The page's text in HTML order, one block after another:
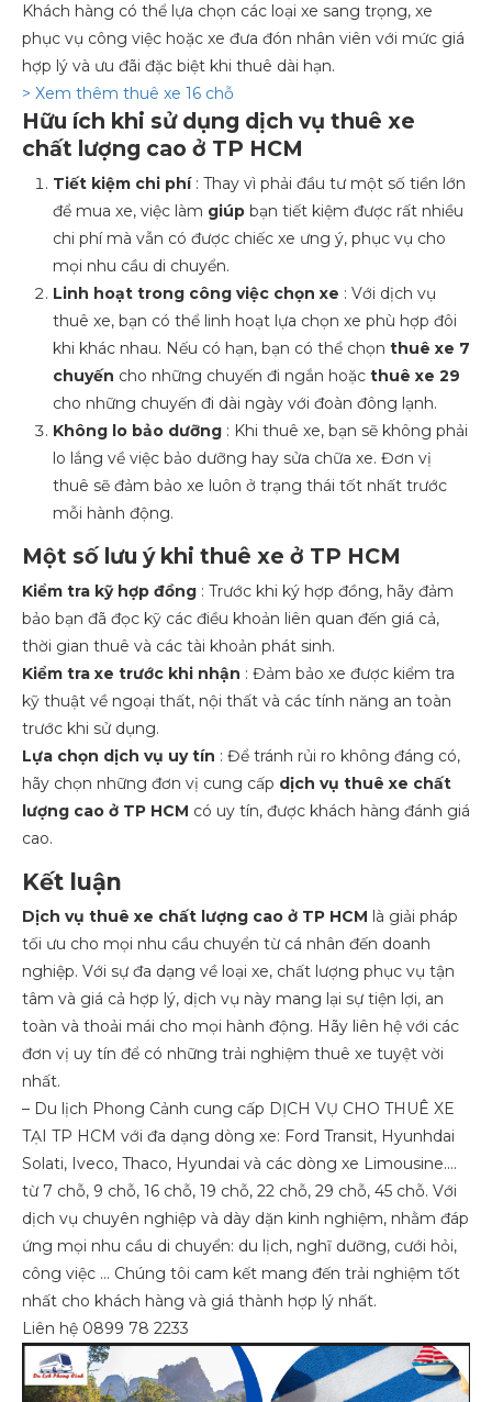
Khách hàng có thể lựa chọn các loại xe sang trọng, xe
phục vụ công việc hoặc xe đưa đón nhân viên với mức giá
hợp lý và ưu đãi đặc biệt khi thuê dài hạn.
> Xem thêm thuê xe 16 chỗ
Hữu ích khi sử dụng dịch vụ thuê xe
chất lượng cao ở TP HCM
Tiết kiệm chi phí: Thay vì phải đầu tư một số tiền lớn
để mua xe, việc làm giúp bạn tiết kiệm được rất nhiều
chi phí mà vẫn có được chiếc xe ưng ý, phục vụ cho
mọi nhu cầu di chuyển.
Linh hoạt trong công việc chọn xe : Với dịch vụ
thuê xe, bạn có thể linh hoạt lựa chọn xe phù hợp đôi
khi khác nhau. Nếu có hạn, bạn có thể chọn thuê xe 7
chuyến cho những chuyến đi ngắn hoặc thuê xe 29
cho những chuyến đi dài ngày với đoàn đông lạnh.
Không lo bảo dưỡng : Khi thuê xe, bạn sẽ không phải
lo lắng về việc bảo dưỡng hay sửa chữa xe. Đơn vị
thuê sẽ đảm bảo xe luôn ở trạng thái tốt nhất trước
mỗi hành động.
Một số lưu ý khi thuê xe ở TP HCM
Kiểm tra kỹ hợp đồng : Trước khi ký hợp đồng, hãy đảm
bảo bạn đã đọc kỹ các điều khoản liên quan đến giá cả,
thời gian thuê và các tài khoản phát sinh.
Kiểm tra xe trước khi nhận : Đảm bảo xe được kiểm tra
kỹ thuật về ngoại thất, nội thất và các tính năng an toàn
trước khi sử dụng.
Lựa chọn dịch vụ uy tín : Để tránh rủi ro không đáng có,
hãy chọn những đơn vị cung cấp dịch vụ thuê xe chất
lượng cao ở TP HCM có uy tín, được khách hàng đánh giá
cao.
Kết luận
Dịch vụ thuê xe chất lượng cao ở TP HCM là giải pháp
tối ưu cho mọi nhu cầu chuyển từ cá nhân đến doanh
nghiệp. Với sự đa dạng về loại xe, chất lượng phục vụ tận
tâm và giá cả hợp lý, dịch vụ này mang lại sự tiện lợi, an
toàn và thoải mái cho mọi hành động. Hãy liên hệ với các
đơn vị uy tín để có những trải nghiệm thuê xe tuyệt vời
nhất.
– Du lịch Phong Cảnh cung cấp DỊCH VỤ CHO THUÊ XE
TẠI TP HCM với đa dạng dòng xe: Ford Transit, Hyunhdai
Solati, Iveco, Thaco, Hyundai và các dòng xe Limousine….
từ 7 chỗ, 9 chỗ, 16 chỗ, 19 chỗ, 22 chỗ, 29 chỗ, 45 chỗ. Với
dịch vụ chuyên nghiệp và dày dặn kinh nghiệm, nhằm đáp
ứng mọi nhu cầu di chuyển: du lịch, nghĩ dưỡng, cưới hỏi,
công việc … Chúng tôi cam kết mang đến trải nghiệm tốt
nhất cho khách hàng và giá thành hợp lý nhất.
Liên hệ 0899 78 2233